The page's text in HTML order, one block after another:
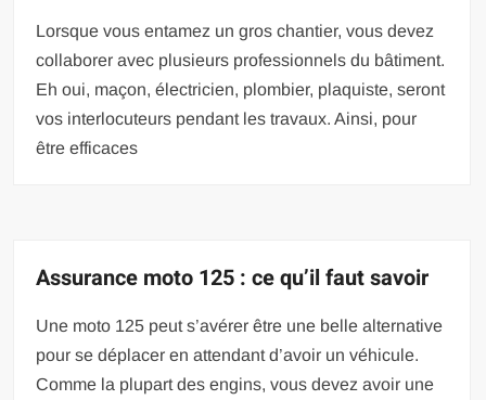
Lorsque vous entamez un gros chantier, vous devez
collaborer avec plusieurs professionnels du bâtiment.
Eh oui, maçon, électricien, plombier, plaquiste, seront
vos interlocuteurs pendant les travaux. Ainsi, pour
être efficaces
Assurance moto 125 : ce qu’il faut savoir
Une moto 125 peut s’avérer être une belle alternative
pour se déplacer en attendant d’avoir un véhicule.
Comme la plupart des engins, vous devez avoir une